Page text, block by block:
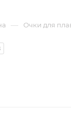
— Очки для